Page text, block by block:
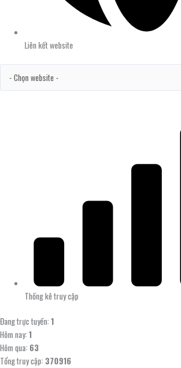
Liên kết website
Thống kê truy cập
Đang trực tuyến: 1
Hôm nay: 1
Hôm qua: 63
Tổng truy cập: 370916